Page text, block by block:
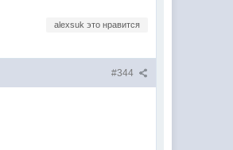
alexsuk это нравится
#344